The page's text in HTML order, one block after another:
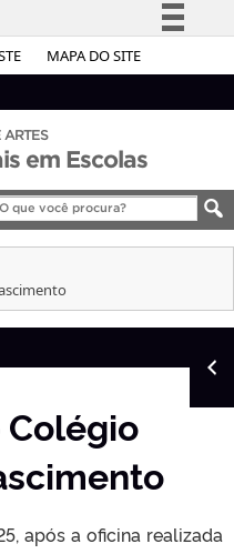
MAPA DO SITE
Simplifique!
Acesso à informação
Legislação
Canais
ARTES
em Escolas
Colégio
após a oficina realizada